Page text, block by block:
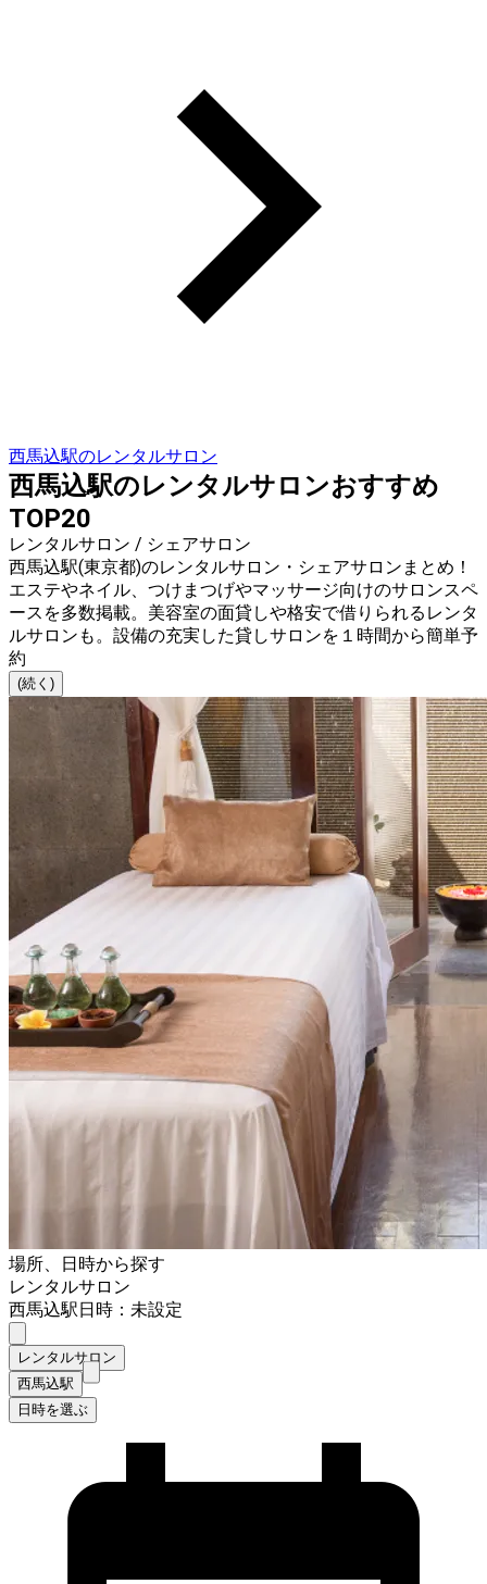
西馬込駅のレンタルサロン
西馬込駅のレンタルサロンおすすめ
TOP20
レンタルサロン / シェアサロン
西馬込駅(東京都)のレンタルサロン・シェアサロンまとめ！
エステやネイル、つけまつげやマッサージ向けのサロンスペ
ースを多数掲載。美容室の面貸しや格安で借りられるレンタ
ルサロンも。設備の充実した貸しサロンを１時間から簡単予
約
(続く)
場所、日時から探す
レンタルサロン
西馬込駅日時：未設定
レンタルサロン
西馬込駅
日時を選ぶ